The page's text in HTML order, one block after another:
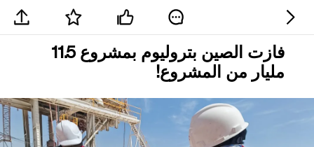
فازت الصين بتروليوم بمشروع 11.5
مليار من المشروع!